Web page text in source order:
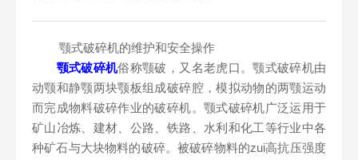
颚式破碎机的维护和安全操作
颚式破碎机俗称颚破，又名老虎口。颚式破碎机由
动颚和静颚两块颚板组成破碎腔，模拟动物的两颚运动
而完成物料破碎作业的破碎机。颚式破碎机广泛运用于
矿山冶炼、建材、公路、铁路、水利和化工等行业中各
种矿石与大块物料的破碎。被破碎物料的zui高抗压强度